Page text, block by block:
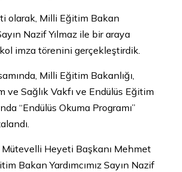
olarak, Milli Eğitim Bakan
Nazif Yılmaz ile bir araya
imza törenini gerçekleştirdik.
Milli Eğitim Bakanlığı,
ve Sağlık Vakfı ve Endülüs Eğitim
“Endülüs Okuma Programı”
Mütevelli Heyeti Başkanı Mehmet
Bakan Yardımcımız Sayın Nazif